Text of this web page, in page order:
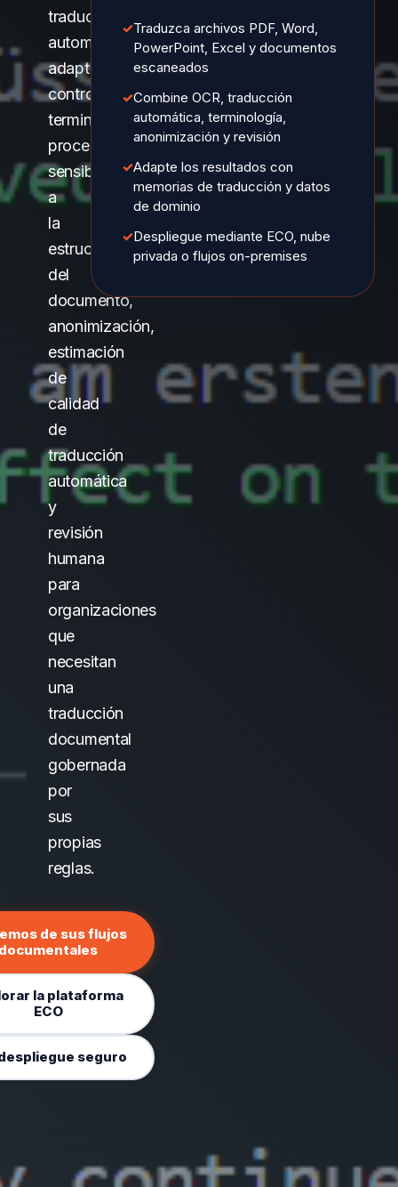
traducción
automática
adaptativa,
control
terminológico,
procesamiento
sensible
a
la
estructura
del
documento,
anonimización,
estimación
de
calidad
de
traducción
automática
y
revisión
humana
para
organizaciones
que
necesitan
una
traducción
documental
gobernada
por
sus
propias
reglas.
de sus flujos
la plataforma
ECO
seguro
✓Traduzca archivos PDF, Word,
PowerPoint, Excel y documentos
escaneados
✓Combine OCR, traducción
automática, terminología,
anonimización y revisión
✓Adapte los resultados con
memorias de traducción y datos
de dominio
✓Despliegue mediante ECO, nube
privada o flujos on-premises